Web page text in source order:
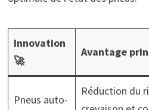
Innovation
🚀
Avantage
Pneus auto-
Réduction du